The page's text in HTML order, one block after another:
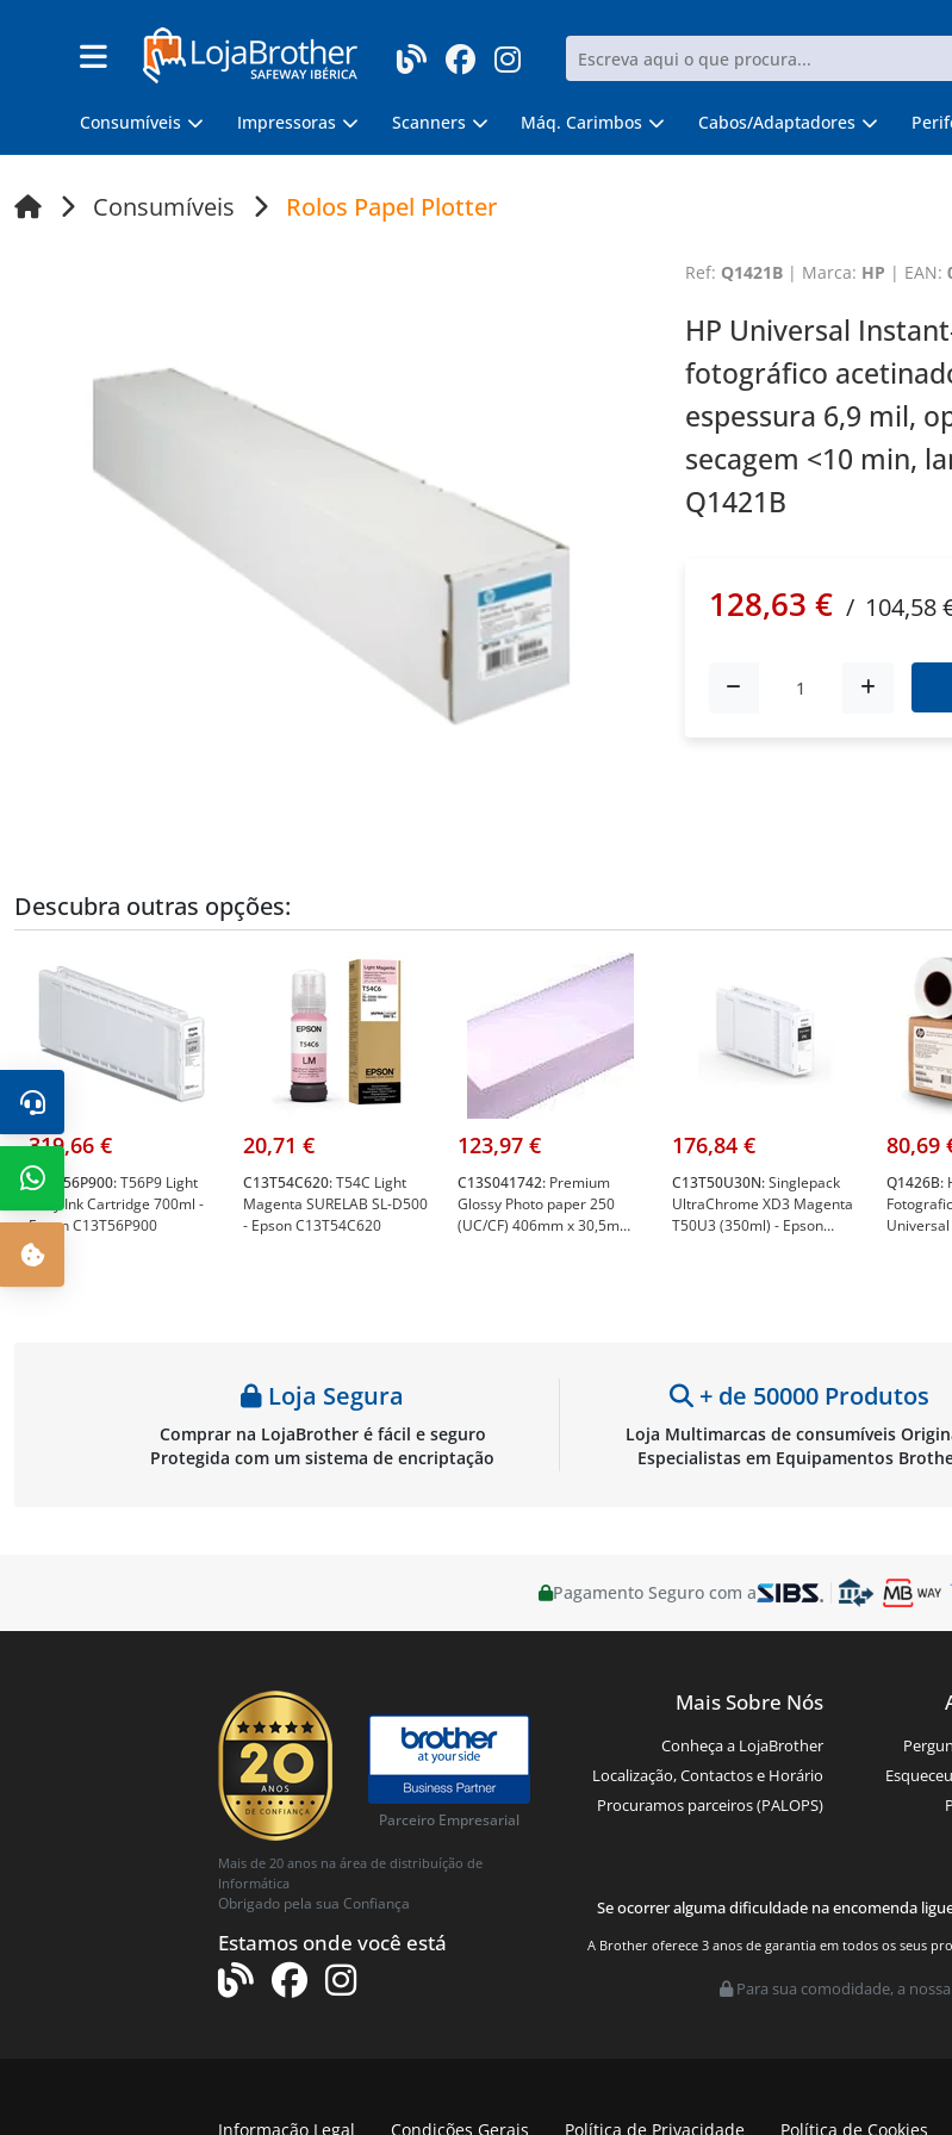
Consumíveis Impressoras Scanners Máq. Carimbos Cabos/Adaptadores
Consumíveis Rolos Papel Plotter
Ref: Q1421B| Marca: HP | EAN:
HP Universal
fotográfico
espessura 6,9 mil,
secagem <10 min,
Q1421B
128,63 € / 104,58
Descubra outras opções:
319,66 €
C13T56P900:T56P9 Light
Gray Ink Cartridge 700ml -
Epson C13T56P900
20,71 €
C13T54C620:T54C Light
Magenta SURELAB SL-D500
- Epson C13T54C620
123,97 €
C13S041742: Premium
Glossy Photo paper 250
(UC/CF) 406mm x 30,5m
176,84 €
C13T50U30N:Singlepack
UltraChrome XD3 Magenta
T50U3 (350ml) - Epson
80,69
Q1426B:
Loja Segura
Comprar na LojaBrother é fácil e seguro
Protegida com um sistema de encriptação
+ de 50000 Produtos
Loja Multimarcas de consumíveis
Especialistas em Equipamentos
Pagamento Seguro com a
Parceiro Empresarial
Mais de 20 anos na área de distribuíção de
Informática
Obrigado pela sua Confiança
Estamos onde você está
Mais Sobre Nós
Conheça a LojaBrother
Localização, Contactos e Horário
Procuramos parceiros (PALOPS)
Se ocorrer alguma dificuldade na encomenda
A Brother oferece 3 anos de garantia em todos os seus
Para sua comodidade, a
Informação Legal Condições Gerais Política de Privacidade Política de Cookies